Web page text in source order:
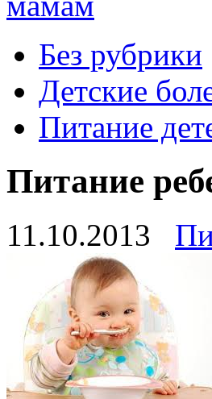
Без рубрики
Детские
Питание
Питание
11.10.2013